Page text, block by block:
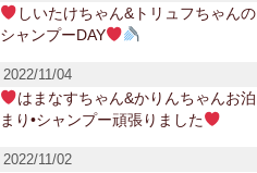
しいたけちゃん&トリュフちゃんの
シャンプーDAY
2022/11/04
はまなすちゃん&かりんちゃんお泊
まり•シャンプー頑張りました
2022/11/02